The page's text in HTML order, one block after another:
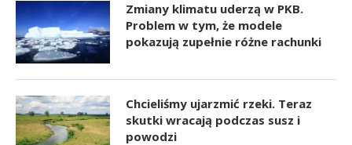
Zmiany klimatu uderzą w PKB.
Problem w tym, że modele
pokazują zupełnie różne rachunki
Chcieliśmy ujarzmić rzeki. Teraz
skutki wracają podczas susz i
powodzi